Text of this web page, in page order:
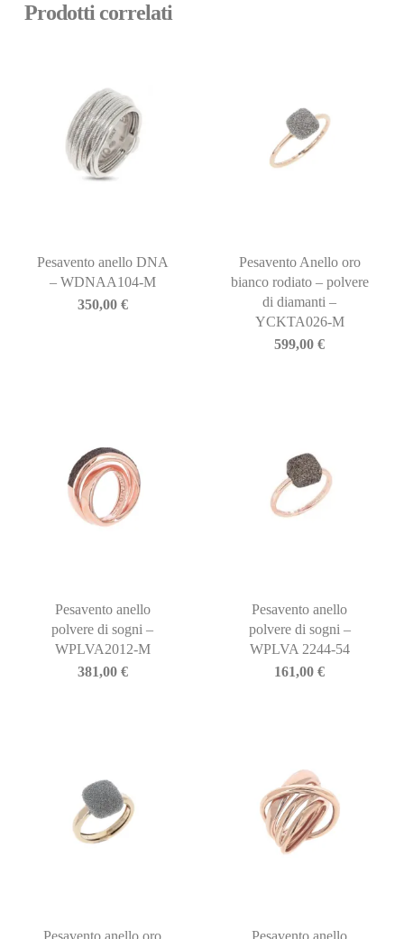
Prodotti correlati
Pesavento anello DNA
– WDNAA104-M
350,00 €
Pesavento Anello oro
bianco rodiato – polvere
di diamanti –
YCKTA026-M
599,00€
Pesavento anello
polvere di sogni –
WPLVA2012-M
381,00 €
Pesavento anello
polvere di sogni –
WPLVA 2244-54
161,00€